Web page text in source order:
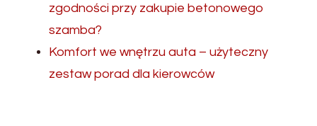
zgodności przy zakupie betonowego
szamba?
Komfort we wnętrzu auta – użyteczny
zestaw porad dla kierowców